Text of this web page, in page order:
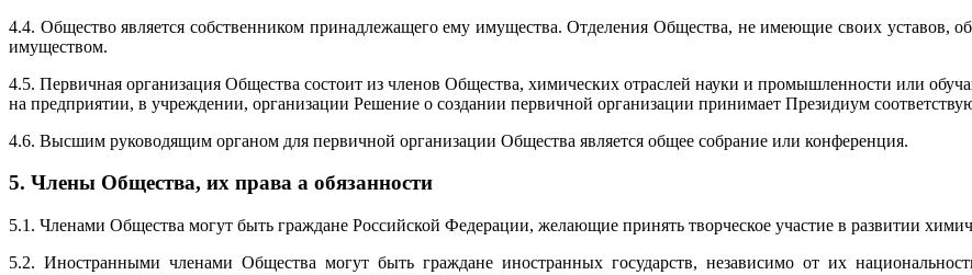
4.4. Общество является собственником принадлежащего ему имущества. Отделения Общества, не имеющие своих уставов,
имуществом.
4.5. Первичная организация Общества состоит из членов Общества, химических отраслей науки и промышленности или
на предприятии, в учреждении, организации Решение о создании первичной организации принимает Президиум
4.6. Высшим руководящим органом для первичной организации Общества является общее собрание или конференция.
5. Члены Общества, их права а обязанности
5.1. Членами Общества могут быть граждане Российской Федерации, желающие принять творческое участие в развитии
5.2. Иностранными членами Общества могут быть граждане иностранных государств, независимо от их